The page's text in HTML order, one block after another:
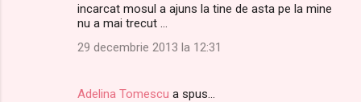
incarcat mosul a ajuns la tine de asta pe la mine
nu a mai trecut ...
29 decembrie 2013 la 12:31
Adelina Tomescu a spus…